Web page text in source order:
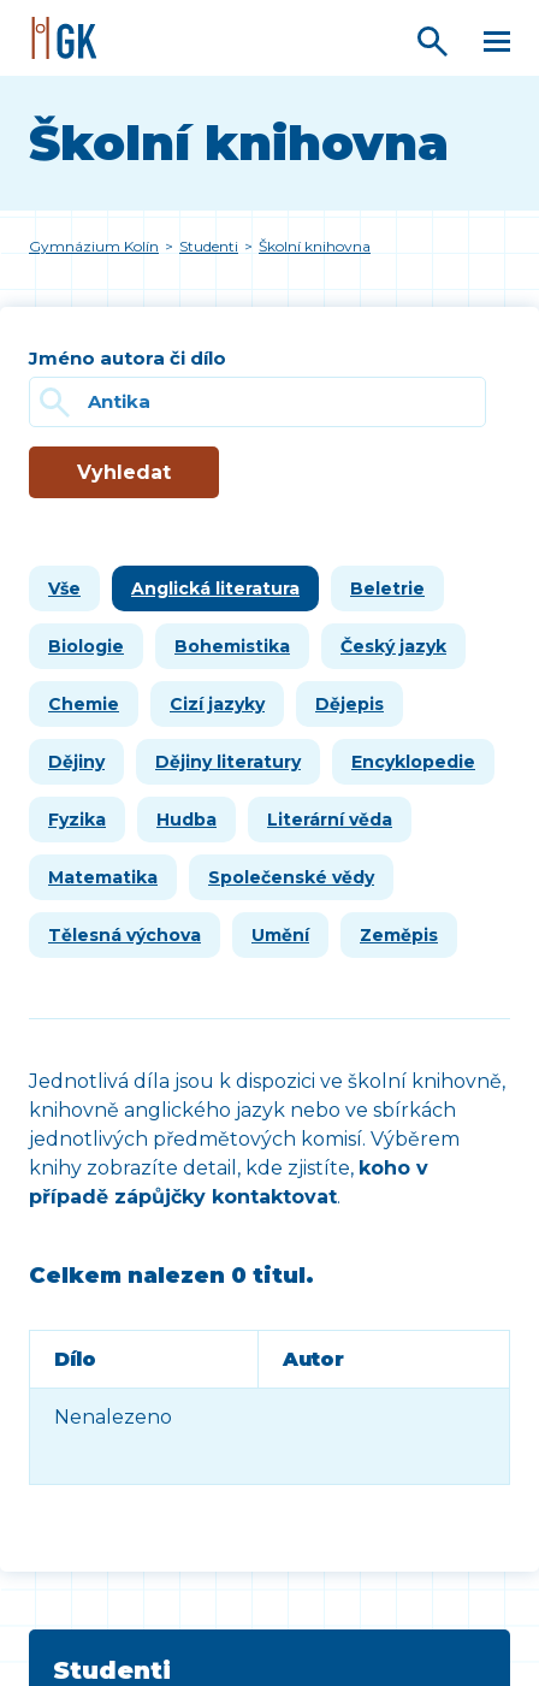
Školní knihovna
Gymnázium Kolín > Studenti > Školní knihovna
Jméno autora či dílo
Vyhledat
Vše Anglická literatura Beletrie
Biologie Bohemistika Český jazyk
Chemie Cizí jazyky Dějepis
Dějiny Dějiny literatury Encyklopedie
Fyzika Hudba Literární věda
Matematika Společenské vědy
Tělesná výchova Umění Zeměpis
Jednotlivá díla jsou k dispozici ve školní knihovně,
knihovně anglického jazyk nebo ve sbírkách
jednotlivých předmětových komisí. Výběrem
knihy zobrazíte detail, kde zjistíte, koho v
případě zápůjčky kontaktovat.
Celkem nalezen 0 titul.
Dílo Autor
Nenalezeno
Studenti